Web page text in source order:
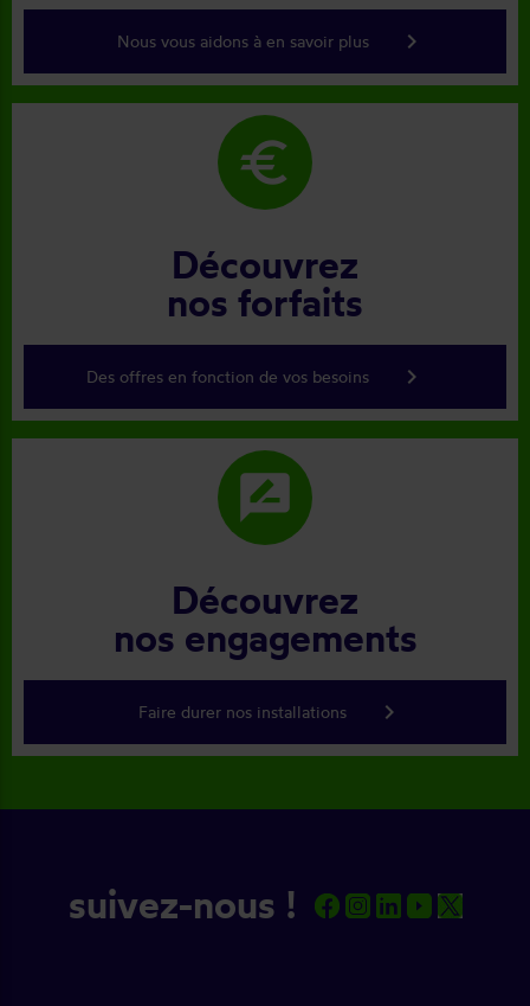
Nous vous aidons à en savoir plus keyboard_arrow_right
euro
Découvrez
nos forfaits
Des offres en fonction de vos besoins keyboard_arrow_right
rate_review
Découvrez
nos engagements
Faire durer nos installations keyboard_arrow_right
suivez-nous !